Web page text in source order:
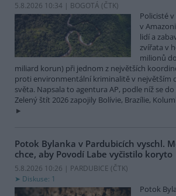
5.8.2026 10:34 | BOGOTÁ (ČTK)
Policisté
v
lidí a
zvířata v
milionů
miliard korun) při jednom z největších
proti environmentální kriminalitě v největším
světa. Napsala to agentura AP, podle níž se
Zelený štít 2026 zapojily Bolívie, Brazílie,
Potok Bylanka v Pardubicích vyschl.
chce, aby Povodí Labe vyčistilo koryto
5.8.2026 10:26 | PARDUBICE (ČTK)
Diskuse: 1
Potok